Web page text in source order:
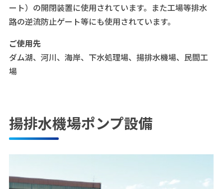
ート）の開閉装置に使用されています。また工場等排水
路の逆流防止ゲート等にも使用されています。
ご使用先
ダム湖、河川、海岸、下水処理場、揚排水機場、民間工
場
揚排水機場ポンプ設備